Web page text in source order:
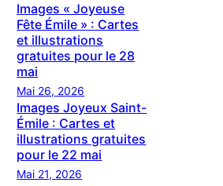
Images « Joyeuse
Fête Émile » : Cartes
et illustrations
gratuites pour le 28
mai
Mai 26, 2026
Images Joyeux Saint-
Émile : Cartes et
illustrations gratuites
pour le 22 mai
Mai 21, 2026